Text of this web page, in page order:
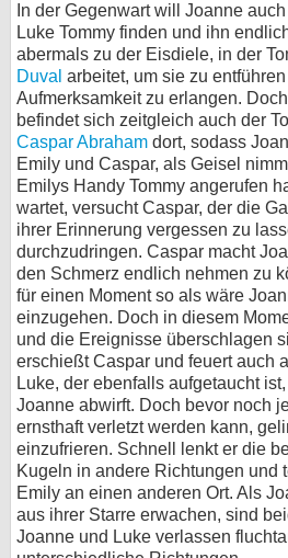
In der Gegenwart will Joanne
Luke Tommy finden und ihn
abermals zu der Eisdiele, in der
Duval arbeitet, um sie zu
Aufmerksamkeit zu erlangen.
befindet sich zeitgleich auch der
Caspar Abraham dort, sodass
Emily und Caspar, als Geisel
Emilys Handy Tommy angerufen
wartet, versucht Caspar, der die
ihrer Erinnerung vergessen zu
durchzudringen. Caspar macht
den Schmerz endlich nehmen zu
für einen Moment so als wäre
einzugehen. Doch in diesem
und die Ereignisse überschlagen
erschießt Caspar und feuert auch
Luke, der ebenfalls aufgetaucht
Joanne abwirft. Doch bevor noch
ernsthaft verletzt werden kann,
einzufrieren. Schnell lenkt er die
Kugeln in andere Richtungen und
Emily an einen anderen Ort. Als
aus ihrer Starre erwachen, sind
Joanne und Luke verlassen